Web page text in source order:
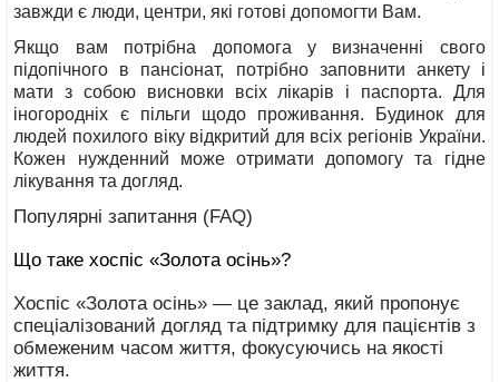
завжди є люди, центри, які готові допомогти Вам.
Якщо вам потрібна допомога у визначенні свого
підопічного в пансіонат, потрібно заповнити анкету і
мати з собою висновки всіх лікарів і паспорта. Для
іногородніх є пільги щодо проживання. Будинок для
людей похилого віку відкритий для всіх регіонів України.
Кожен нужденний може отримати допомогу та гідне
лікування та догляд.
Популярні запитання (FAQ)
Що таке хоспіс «Золота осінь»?
Хоспіс «Золота осінь» — це заклад, який пропонує
спеціалізований догляд та підтримку для пацієнтів з
обмеженим часом життя, фокусуючись на якості
життя.